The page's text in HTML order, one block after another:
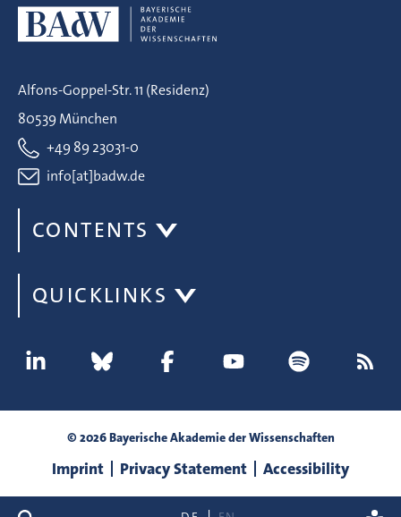
Alfons-Goppel-Str. 11 (Residenz)
80539 München
+49 89 23031-0
info[at]badw.de
CONTENTS
QUICKLINKS
© 2026 Bayerische Akademie der Wissenschaften
Imprint Privacy Statement Accessibility